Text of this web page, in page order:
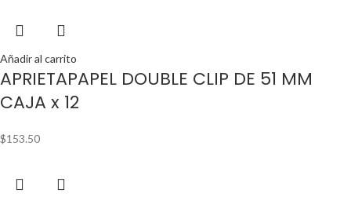
Añadir al carrito
APRIETAPAPEL DOUBLE CLIP DE 51 MM
CAJA x 12
$153.50